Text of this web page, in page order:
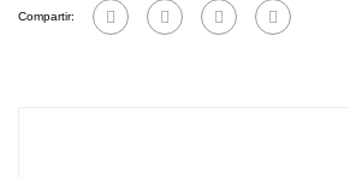
Compartir: